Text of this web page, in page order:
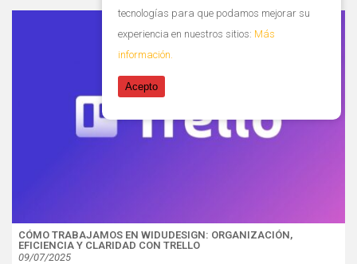
CÓMO TRABAJAMOS EN WIDUDESIGN: ORGANIZACIÓN,
EFICIENCIA Y CLARIDAD CON TRELLO
09/07/2025
tecnologías para que podamos mejorar su
experiencia en nuestros sitios: Más
información.
Acepto